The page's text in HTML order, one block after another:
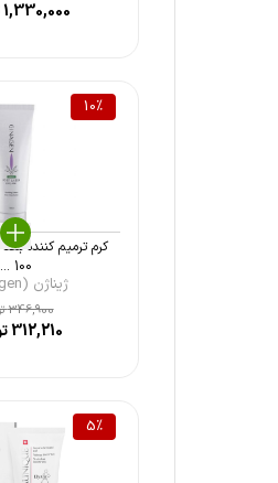
1,330,000
10%
کرم ترمیم کننده بعد
100 ...
ژیناژن (Ginagen)
346,900
312,210
5%